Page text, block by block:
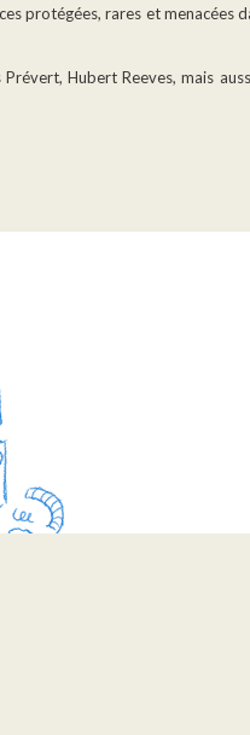
protégées, rares et menacées
Hubert Reeves, mais